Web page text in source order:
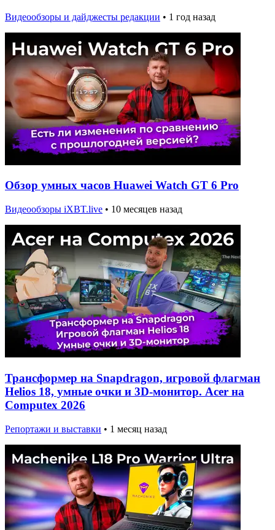
Видеообзоры и дайджесты редакции • 1 год назад
Обзор умных часов Huawei Watch GT 6 Pro
Видеообзоры iXBT.live • 10 месяцев назад
Трансформер на Snapdragon, игровой флагман
Helios 18, умные очки и 3D-монитор. Acer на
Computex 2026
Репортажи и выставки • 1 месяц назад